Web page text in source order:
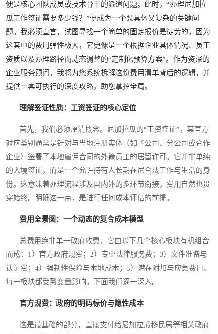
便是核心团队成员或技术骨干的派遣问题。此时，“办理尼加拉
瓜工作签证需要多少钱？”便成为一个既具体又复杂的关键问
题。我必须直言，试图寻找一个简单的固定报价是徒劳的，因为
这其中的费用弹性极大，它更像是一个根据企业具体情况、员工
资质以及办理路径而动态调整的“定制化预算方案”。作为资深的
企业服务顾问，我将为您系统拆解这份费用清单背后的逻辑，并
提供一套可执行的深度攻略，助您掌控全局。
理解签证性质：工资签证的核心定位
首先，我们必须厘清概念。尼加拉瓜的“工资签证”，其官方
对应类别通常是针对与当地注册实体（如子公司、分公司或合作
企业）签署了本地雇佣合同的外籍员工的居留许可。它并非单纯
的入境签证，而是一个允许持有人长期在尼合法工作与生活的身
份。这意味着办理流程涉及国内外的多环节衔接，费用自然也贯
穿始终。明确这一点，是进行任何成本评估的前提。
费用全景图：一个动态的复合成本模型
总费用绝非单一政府收费，它由以下几个核心板块有机组合
而成：1）官方政府规费；2）专业法律服务费；3）文件准备与
认证费；4）强制性保险与本地成本；5）潜在附加与应急费用。
每一板块都受到变量影响，下面我们逐一深入。
官方规费：政府的明码标价与隐性成本
这是最基础的部分，直接支付给尼加拉瓜移民局等相关政府